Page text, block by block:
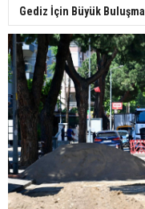
Gediz İçin Büyük Buluşma